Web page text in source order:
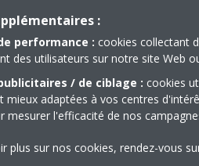
un système solaire pour
d’importantes
:
performance : cookies collectant
des utilisateurs sur notre site Web
/ de ciblage : cookies
mieux adaptées à vos centres
mesurer l'efficacité de nos
plus sur nos cookies, rendez-vous